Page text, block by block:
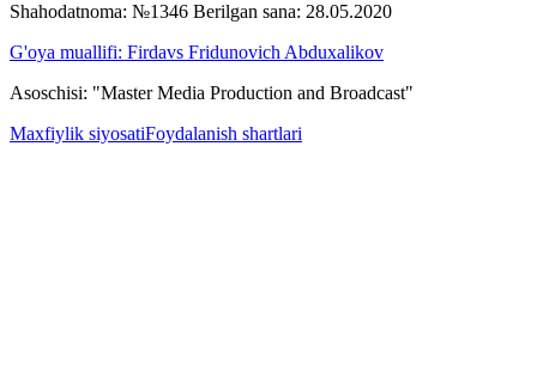
Shahodatnoma: №1346 Berilgan sana: 28.05.2020
G'oya muallifi: Firdavs Fridunovich Abduxalikov
Asoschisi: "Master Media Production and Broadcast"
Maxfiylik siyosatiFoydalanish shartlari